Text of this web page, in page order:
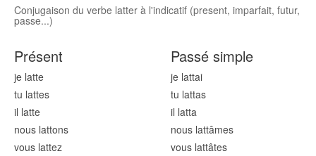
Conjugaison du verbe latter à l'indicatif (present, imparfait, futur,
passe...)
Présent
je latte
tu lattes
il latte
nous lattons
vous lattez
Passé simple
je lattai
tu lattas
il latta
nous lattâmes
vous lattâtes